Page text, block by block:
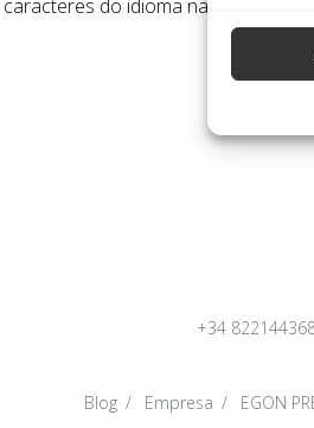
do idioma nativo;
+34
Blog Empresa EGON